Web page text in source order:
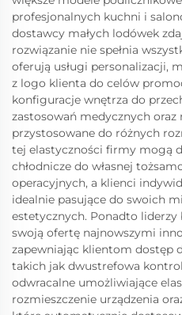
profesjonalnych kuchni i
dostawcy małych lodówek
rozwiązanie nie spełnia
oferują usługi personalizacji,
z logo klienta do celów
konfiguracje wnętrza do
zastosowań medycznych oraz
przystosowane do różnych
tej elastyczności firmy mogą
chłodnicze do własnej
operacyjnych, a klienci
idealnie pasujące do swoich
estetycznych. Ponadto
swoją ofertę najnowszymi
zapewniając klientom dostęp
takich jak dwustrefowa
odwracalne umożliwiające
rozmieszczenie urządzenia